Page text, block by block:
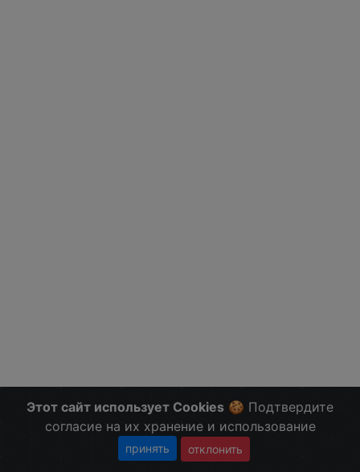
Этот сайт использует Cookies 🍪 Подтвердите
согласие на их хранение и использование
принять отклонить